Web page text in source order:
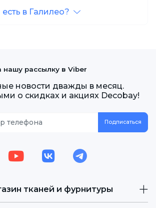
в Галилео?
тканей и фурнитуры
нашу рассылку в Viber
новости дважды в месяц.
о скидках и акциях Decobay!